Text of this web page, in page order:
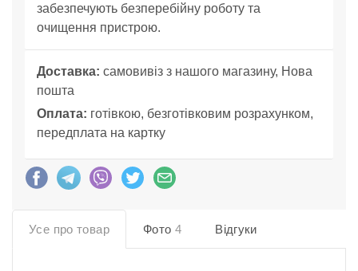
забезпечують безперебійну роботу та
очищення пристрою.
Доставка: самовивіз з нашого магазину, Нова
пошта
Оплата: готівкою, безготівковим розрахунком,
передплата на картку
Усе про товар Фото 4 Відгуки